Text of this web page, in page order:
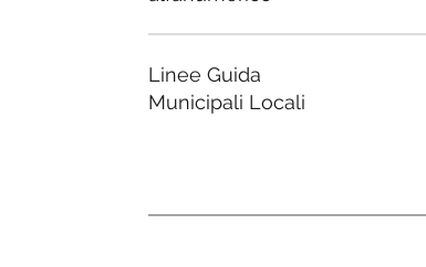
Linee Guida
Municipali Locali